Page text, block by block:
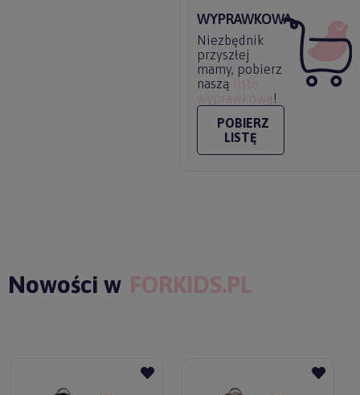
WYPRAWKOWA
Niezbędnik
przyszłej
mamy, pobierz
naszą
listę
wyprawkową !
POBIERZ
LISTĘ
Nowości w FORKIDS.PL